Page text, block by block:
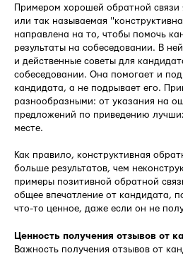
Примером хорошей обратной связи
или так называемая
направлена на то, чтобы помочь
результаты на собеседовании. В
и действенные советы для
собеседовании. Она помогает и
кандидата, а не подрывает его.
разнообразными: от указания на
предложений по приведению
месте.
Как правило, конструктивная
больше результатов, чем
примеры позитивной обратной
общее впечатление от кандидата,
что-то ценное, даже если он не
Ценность получения отзывов от
Важность получения отзывов от